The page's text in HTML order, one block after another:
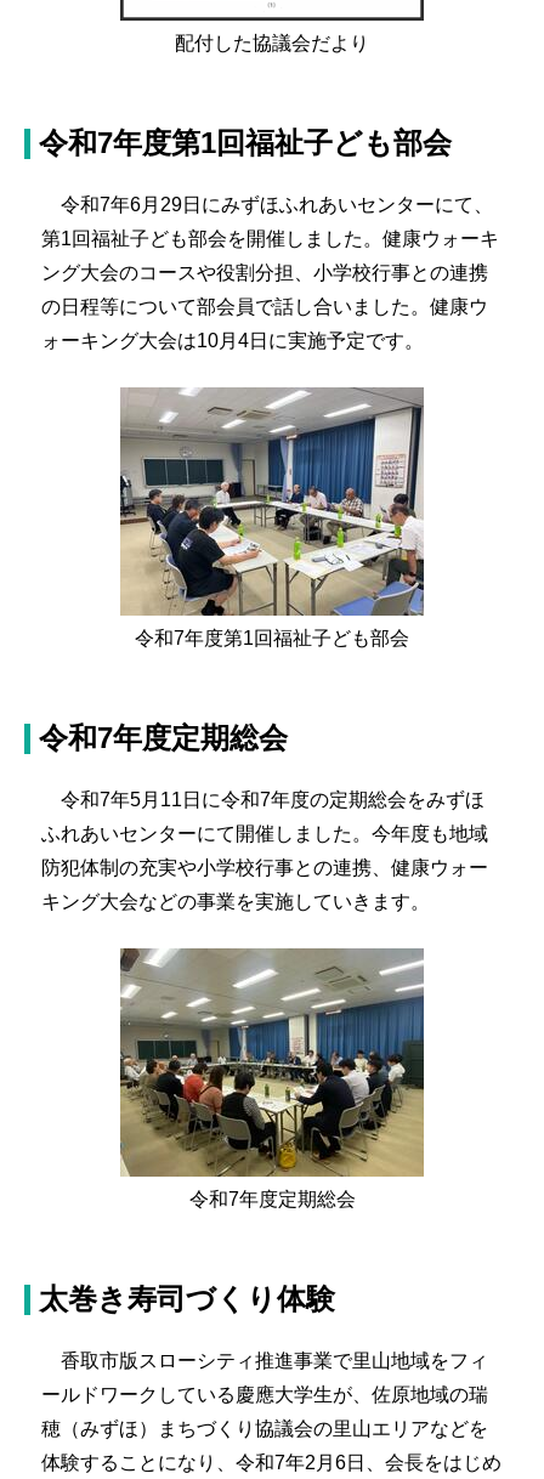
配付した協議会だより
令和7年度第1回福祉子ども部会
令和7年6月29日にみずほふれあいセンターにて、
第1回福祉子ども部会を開催しました。健康ウォーキ
ング大会のコースや役割分担、小学校行事との連携
の日程等について部会員で話し合いました。健康ウ
ォーキング大会は10月4日に実施予定です。
令和7年度第1回福祉子ども部会
令和7年度定期総会
令和7年5月11日に令和7年度の定期総会をみずほ
ふれあいセンターにて開催しました。今年度も地域
防犯体制の充実や小学校行事との連携、健康ウォー
キング大会などの事業を実施していきます。
令和7年度定期総会
太巻き寿司づくり体験
香取市版スローシティ推進事業で里山地域をフィ
ールドワークしている慶應大学生が、佐原地域の瑞
穂（みずほ）まちづくり協議会の里山エリアなどを
体験することになり、令和7年2月6日、会長をはじめ